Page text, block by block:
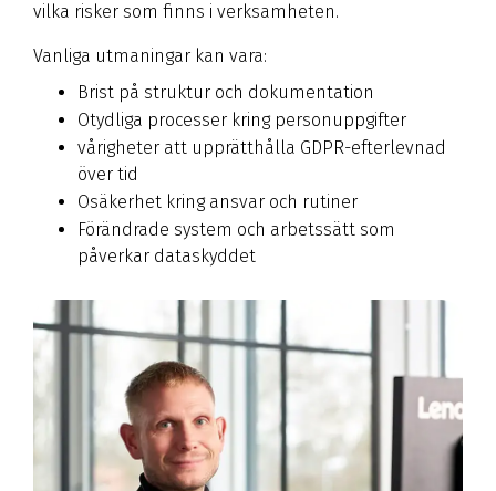
vilka risker som finns i verksamheten.
Vanliga utmaningar kan vara:
Brist på struktur och dokumentation
Otydliga processer kring personuppgifter
vårigheter att upprätthålla GDPR-efterlevnad
över tid
Osäkerhet kring ansvar och rutiner
Förändrade system och arbetssätt som
påverkar dataskyddet